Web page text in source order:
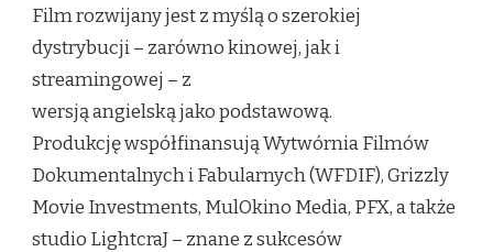
Film rozwijany jest z myślą o szerokiej
dystrybucji – zarówno kinowej, jak i
streamingowej – z
wersją angielską jako podstawową.
Produkcję współfinansują Wytwórnia Filmów
Dokumentalnych i Fabularnych (WFDIF), Grizzly
Movie Investments, MulOkino Media, PFX, a także
studio LightcraJ – znane z sukcesów